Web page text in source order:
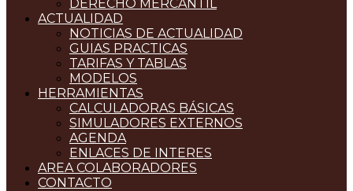
DERECHO MERCANTIL
ACTUALIDAD
NOTICIAS DE ACTUALIDAD
GUIAS PRACTICAS
TARIFAS Y TABLAS
MODELOS
HERRAMIENTAS
CALCULADORAS BÁSICAS
SIMULADORES EXTERNOS
AGENDA
ENLACES DE INTERES
AREA COLABORADORES
CONTACTO